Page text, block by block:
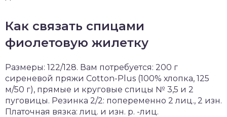
Как связать спицами
фиолетовую жилетку
Размеры: 122/128. Вам потребуется: 200 г
сиреневой пряжи Cotton-Plus (100% хлопка, 125
м/50 г), прямые и круговые спицы № 3,5 и 2
пуговицы. Резинка 2/2: попеременно 2 лиц., 2 изн.
Платочная вязка: лиц. и изн. р. -лиц.